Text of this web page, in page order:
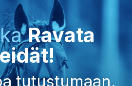
Ravata
tutustumaan.